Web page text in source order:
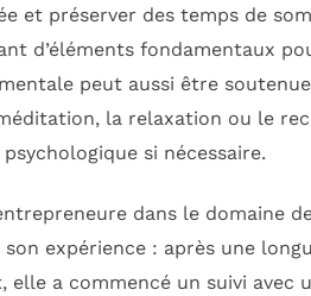
et préserver des temps de
d’éléments fondamentaux
peut aussi être
la relaxation ou le
si nécessaire.
dans le domaine
expérience : après une
elle a commencé un suivi avec